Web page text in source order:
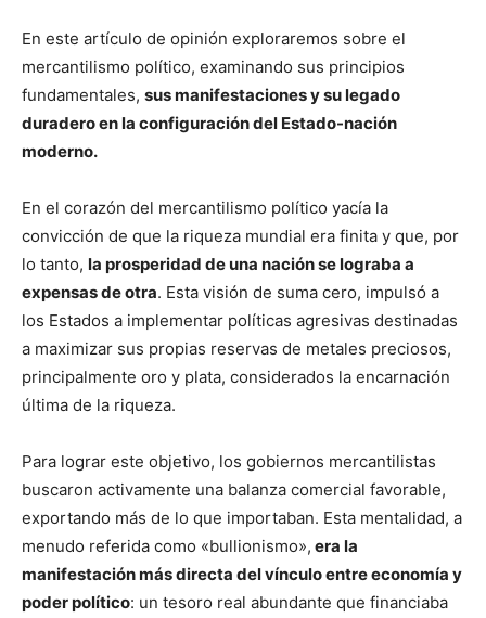
En este artículo de opinión exploraremos sobre el
mercantilismo político, examinando sus principios
fundamentales, sus manifestaciones y su legado
duradero en la configuración del Estado-nación
moderno.
En el corazón del mercantilismo político yacía la
convicción de que la riqueza mundial era finita y que, por
lo tanto, la prosperidad de una nación se lograba a
expensas de otra. Esta visión de suma cero, impulsó a
los Estados a implementar políticas agresivas destinadas
a maximizar sus propias reservas de metales preciosos,
principalmente oro y plata, considerados la encarnación
última de la riqueza.
Para lograr este objetivo, los gobiernos mercantilistas
buscaron activamente una balanza comercial favorable,
exportando más de lo que importaban. Esta mentalidad, a
menudo referida como «bullionismo», era la
manifestación más directa del vínculo entre economía y
poder político: un tesoro real abundante que financiaba